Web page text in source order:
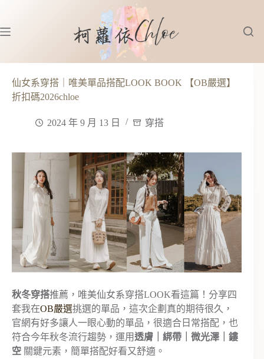
主
內
仙女系穿搭｜唯美單品搭配LOOK BOOK 【OB嚴選】
折扣碼2026chloe
2024 年 9 月 13 日 穿搭
秋冬穿搭推薦，唯美仙女系穿搭LOOK看這篇！分享四
套我在OB嚴選挑選的單品，這次企劃真的期待很久，
官網有好多讓人一眼心動的單品，很適合日常搭配，也
符合今年秋冬流行趨勢，運用透膚｜綁帶｜微光澤｜鏤
空 關鍵元素，簡單搭配好看又舒適。